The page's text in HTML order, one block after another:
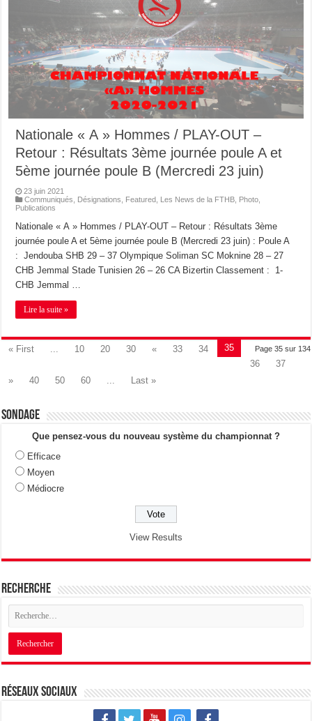
Nationale « A » Hommes / PLAY-OUT –
Retour : Résultats 3ème journée poule A et
5ème journée poule B (Mercredi 23 juin)
23 juin 2021
Communiqués
Désignations Featured Les News de la FTHB Photo
Publications
Nationale « A » Hommes / PLAY-OUT – Retour : Résultats 3ème
journée poule A et 5ème journée poule B (Mercredi 23 juin) : Poule A
: Jendouba SHB 29 – 37 Olympique Soliman SC Moknine 28 – 27
CHB Jemmal Stade Tunisien 26 – 26 CA Bizertin Classement : 1-
CHB Jemmal …
Lire la suite »
Page 35 sur 134
« First ... 10 20 30 « 33 34
35
36
37
»
40 50 60 ... Last »
Sondage
Que pensez-vous du nouveau système du championnat ?
Efficace
Moyen
Médiocre
View Results
Recherche
Réseaux sociaux